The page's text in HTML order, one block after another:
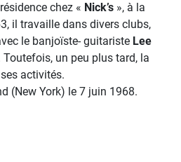
chez « Nick’s », à la
il travaille dans divers clubs,
le banjoïste- guitariste Lee
Toutefois, un peu plus tard, la
activités.
(New York) le 7 juin 1968.